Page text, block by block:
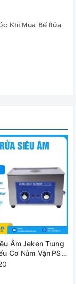
sạch các bộ phận
cửa sổ mù, bảng
Khi Mua Bể Rửa
Âm Jeken Trung
Cơ Núm Vặn PS-